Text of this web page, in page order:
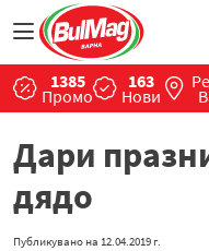
1385
Промо
163
Нови
Дари
дядо
Публикувано на 12.04.2019 г.